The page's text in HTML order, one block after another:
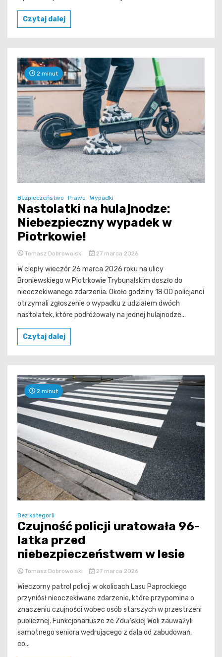
Czytaj dalej
2 minut
Bezpieczeństwo Prawo Wypadki
Nastolatki na hulajnodze:
Niebezpieczny wypadek w
Piotrkowie!
Tomasz Dobrowolski 27 marca 2026
W ciepły wieczór 26 marca 2026 roku na ulicy
Broniewskiego w Piotrkowie Trybunalskim doszło do
nieoczekiwanego zdarzenia. Około godziny 18:00 policjanci
otrzymali zgłoszenie o wypadku z udziałem dwóch
nastolatek, które podróżowały na jednej hulajnodze...
Czytaj dalej
2 minut
Bez kategorii
Czujność policji uratowała 96-
latka przed
niebezpieczeństwem w lesie
Tomasz Dobrowolski 27 marca 2026
Wieczorny patrol policji w okolicach Lasu Paprockiego
przyniósł nieoczekiwane zdarzenie, które przypomina o
znaczeniu czujności wobec osób starszych w przestrzeni
publicznej. Funkcjonariusze ze Zduńskiej Woli zauważyli
samotnego seniora wędrującego z dala od zabudowań,
co...